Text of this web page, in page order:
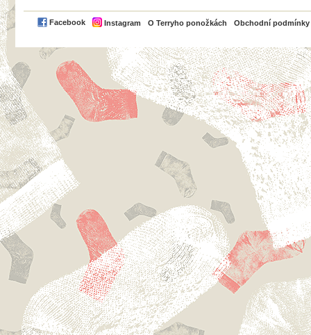
Facebook Instagram O Terryho ponožkách Obchodní podmínky
PayPal